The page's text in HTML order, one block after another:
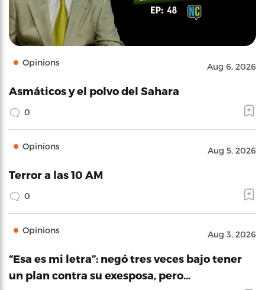
Opinions Aug 6, 2026
Asmáticos y el polvo del Sahara
0
Opinions Aug 5, 2026
Terror a las 10 AM
0
Opinions Aug 3, 2026
“Esa es mi letra”: negó tres veces bajo tener
un plan contra su exesposa, pero…